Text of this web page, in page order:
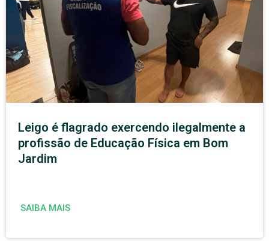
Leigo é flagrado exercendo ilegalmente a
profissão de Educação Física em Bom
Jardim
SAIBA MAIS